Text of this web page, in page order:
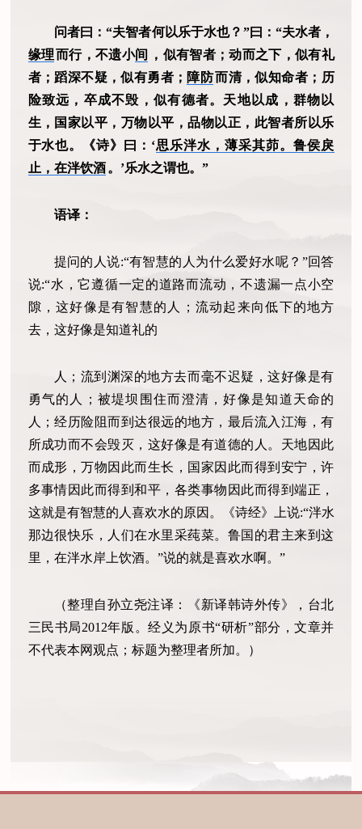
问者曰：“夫智者何以乐于水也？”曰：“夫水者，
缘理而行，不遗小间
，似有智者；动而之下，似有礼
者；蹈深不疑，似有勇者； 障防而清，似知命者；历
险致远，卒成不毁，似有德者。天地以成，群物以
生，国家以平，万物以平，品物以正，此智者所以乐
于水也。《诗》曰：‘思乐泮水，薄采其茆。鲁侯戾
止，在泮饮酒 。’乐水之谓也。”
语译：
提问的人说:“有智慧的人为什么爱好水呢？”回答
说:“水，它遵循一定的道路而流动，不遗漏一点小空
隙，这好像是有智慧的人；流动起来向低下的地方
去，这好像是知道礼的
人；流到渊深的地方去而毫不迟疑，这好像是有
勇气的人；被堤坝围住而澄清，好像是知道天命的
人；经历险阻而到达很远的地方，最后流入江海，有
所成功而不会毁灭，这好像是有道德的人。天地因此
而成形，万物因此而生长，国家因此而得到安宁，许
多事情因此而得到和平，各类事物因此而得到端正，
这就是有智慧的人喜欢水的原因。《诗经》上说:“泮水
那边很快乐，人们在水里采莼菜。鲁国的君主来到这
里，在泮水岸上饮酒。”说的就是喜欢水啊。”
（整理自孙立尧注译：《新译韩诗外传》，台北
三民书局2012年版。经义为原书“研析”部分，文章并
不代表本网观点；标题为整理者所加。）